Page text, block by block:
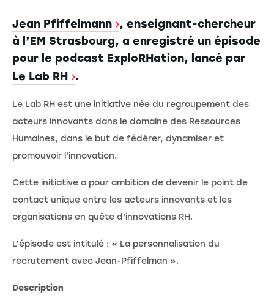
Jean Pfiffelmann , enseignant-chercheur
à l’EM Strasbourg, a enregistré un épisode
pour le podcast ExploRHation, lancé par
Le Lab RH .
Le Lab RH est une initiative née du regroupement des
acteurs innovants dans le domaine des Ressources
Humaines, dans le but de fédérer, dynamiser et
promouvoir l'innovation.
Cette initiative a pour ambition de devenir le point de
contact unique entre les acteurs innovants et les
organisations en quête d'innovations RH.
L’épisode est intitulé : « La personnalisation du
recrutement avec Jean-Pfiffelman ».
Description